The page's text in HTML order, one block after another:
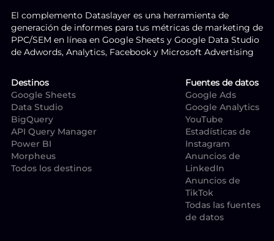
El complemento Dataslayer es una herramienta de
generación de informes para tus métricas de marketing de
PPC/SEM en línea en Google Sheets y Google Data Studio
de Adwords, Analytics, Facebook y Microsoft Advertising
Destinos
Google Sheets
Data Studio
BigQuery
API Query Manager
Power BI
Morpheus
Todos los destinos
Fuentes de datos
Google Ads
Google Analytics
YouTube
Estadísticas de
Instagram
Anuncios de
LinkedIn
Anuncios de
TikTok
Todas las fuentes
de datos